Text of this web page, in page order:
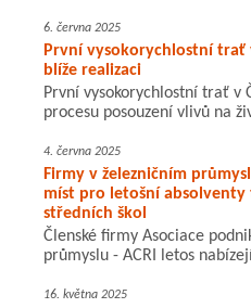
6. června 2025
První vysokorychlostní trať
blíže realizaci
První vysokorychlostní trať v
procesu posouzení vlivů na
4. června 2025
Firmy v železničním
míst pro letošní absolventy
středních škol
Členské firmy Asociace
průmyslu - ACRI letos
16. května 2025